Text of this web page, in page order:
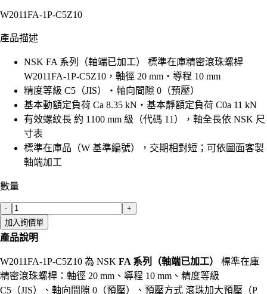
W2011FA-1P-C5Z10
產品描述
NSK FA 系列（軸端已加工） 標準在庫精密滾珠螺桿
W2011FA-1P-C5Z10，軸徑 20 mm・導程 10 mm
精度等級 C5（JIS）・軸向間隙 0（預壓）
基本動額定負荷 Ca 8.35 kN・基本靜額定負荷 C0a 11 kN
有效螺紋長 約 1100 mm 級（代碼 11），軸全長依 NSK 尺
寸表
標準在庫品（W 基準編號），交期相對短；可依圖面客製
軸端加工
數量
-
+
加入詢價單
產品說明
W2011FA-1P-C5Z10 為 NSK FA 系列（軸端已加工）
標準在庫
精密滾珠螺桿：軸徑 20 mm、導程 10 mm、精度等級
C5（JIS）、軸向間隙 0（預壓）、預壓方式 滾珠加大預壓（P